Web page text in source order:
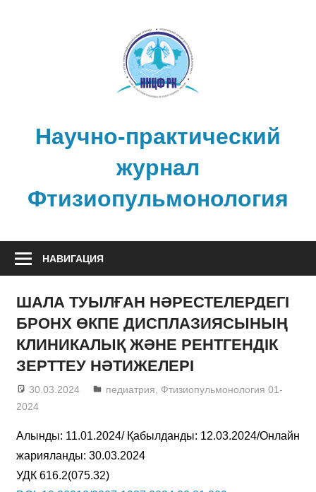
Научно-практический
журнал
Фтизиопульмонология
НАВИГАЦИЯ
ШАЛА ТУЫЛҒАН НӘРЕСТЕЛЕРДЕГІ
БРОНХ ӨКПЕ ДИСПЛАЗИЯСЫНЫҢ
КЛИНИКАЛЫҚ ЖӘНЕ РЕНТГЕНДІК
ЗЕРТТЕУ НӘТИЖЕЛЕРІ
30.03.2024 admin
педиатрия
Фтизиопульмонология 01-
2024
Алынды: 11.01.2024/ Қабылданды: 12.03.2024/Онлайн
жарияланды: 30.03.2024
УДК 616.2(075.32)